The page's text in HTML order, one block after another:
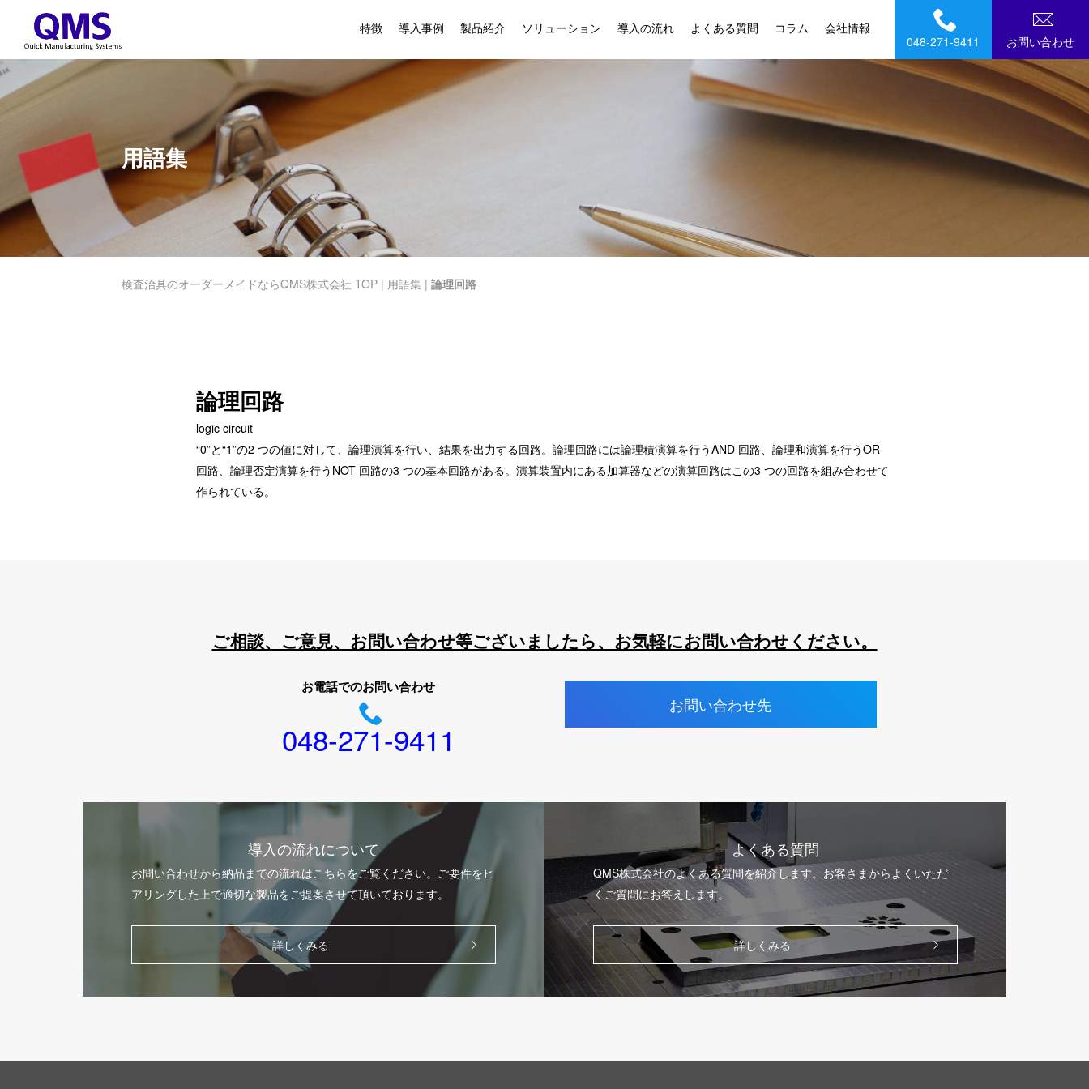
特徴 導入事例 製品紹介 ソリューション 導入の流れ よくある質問 コラム
会社情報
048-271-9411
お問い合わせ
用語集
検査治具のオーダーメイドならQMS株式会社 TOP | 用語集 | 論理回路
論理回路
logic circuit
“0”と“1”の2 つの値に対して、論理演算を行い、結果を出力する回路。論理回路には論理積演算を行うAND 回路、論理和演算を行うOR
回路、論理否定演算を行うNOT 回路の3 つの基本回路がある。演算装置内にある加算器などの演算回路はこの3 つの回路を組み合わせて
作られている。
ご相談、ご意見、お問い合わせ等ございましたら、お気軽にお問い合わせください。
お電話でのお問い合わせ
048-271-9411
お問い合わせ先
導入の流れについて
お問い合わせから納品までの流れはこちらをご覧ください。ご要件をヒ
アリングした上で適切な製品をご提案させて頂いております。
詳しくみる
よくある質問
QMS株式会社のよくある質問を紹介します。お客さまからよくいただ
くご質問にお答えします。
詳しくみる